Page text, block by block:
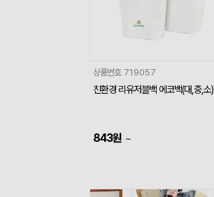
상품번호 719057
친환경 리유저블백 에코백(대,중,소)
843원 ~